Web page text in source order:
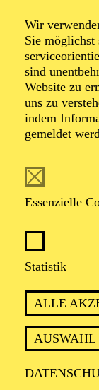
Wir
Sie möglichst
sind
Website zu
uns zu
indem
gemeldet
Essenzielle
Statistik
ALLE
AUSWAHL
Zweistündiger